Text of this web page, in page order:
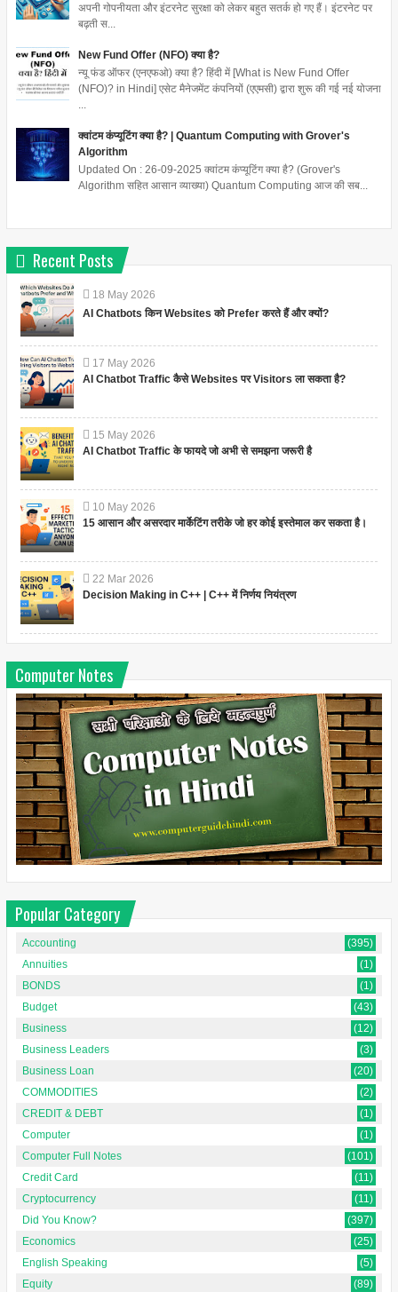
अपनी गोपनीयता और इंटरनेट सुरक्षा को लेकर बहुत सतर्क हो गए हैं। इंटरनेट पर
बढ़ती स...
New Fund Offer (NFO) क्या है?
न्यू फंड ऑफर (एनएफओ) क्या है? हिंदी में [What is New Fund Offer
(NFO)? in Hindi] एसेट मैनेजमेंट कंपनियों (एएमसी) द्वारा शुरू की गई नई योजना
...
क्वांटम कंप्यूटिंग क्या है? | Quantum Computing with Grover's
Algorithm
Updated On : 26-09-2025 क्वांटम कंप्यूटिंग क्या है? (Grover's
Algorithm सहित आसान व्याख्या) Quantum Computing आज की सब...
Recent Posts
18 May 2026
AI Chatbots किन Websites को Prefer करते हैं और क्यों?
17 May 2026
AI Chatbot Traffic कैसे Websites पर Visitors ला सकता है?
15 May 2026
AI Chatbot Traffic के फायदे जो अभी से समझना जरूरी है
10 May 2026
15 आसान और असरदार मार्केटिंग तरीके जो हर कोई इस्तेमाल कर सकता है।
22 Mar 2026
Decision Making in C++ | C++ में निर्णय नियंत्रण
Computer Notes
Popular Category
Accounting
(395)
Annuities
(1)
BONDS
(1)
Budget
(43)
Business
(12)
Business Leaders
(3)
Business Loan
(20)
COMMODITIES
(2)
CREDIT & DEBT
(1)
Computer
(1)
Computer Full Notes
(101)
Credit Card
(11)
Cryptocurrency
(11)
Did You Know?
(397)
Economics
(25)
English Speaking
(5)
Equity
(89)